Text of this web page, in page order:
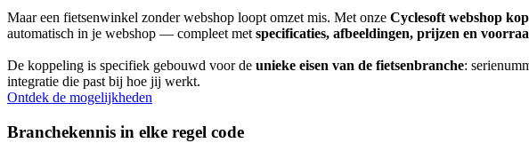
Maar een fietsenwinkel zonder webshop loopt omzet mis. Met onze Cyclesoft webshop
automatisch in je webshop — compleet met specificaties, afbeeldingen, prijzen en
De koppeling is specifiek gebouwd voor de unieke eisen van de fietsenbranche:
integratie die past bij hoe jij werkt.
Ontdek de mogelijkheden
Branchekennis in elke regel code